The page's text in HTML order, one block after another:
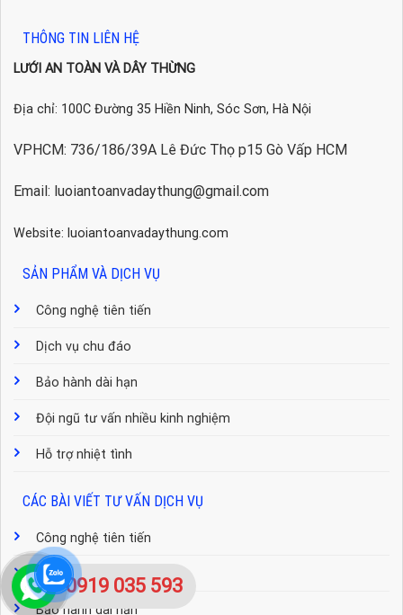
THÔNG TIN LIÊN HỆ
LƯỚI AN TOÀN VÀ DÂY THỪNG
Địa chỉ: 100C Đường 35 Hiền Ninh, Sóc Sơn, Hà Nội
VPHCM: 736/186/39A Lê Đức Thọ p15 Gò Vấp HCM
Email: luoiantoanvadaythung@gmail.com
Website: luoiantoanvadaythung.com
SẢN PHẨM VÀ DỊCH VỤ
Công nghệ tiên tiến
Dịch vụ chu đáo
Bảo hành dài hạn
Đội ngũ tư vấn nhiều kinh nghiệm
Hỗ trợ nhiệt tình
CÁC BÀI VIẾT TƯ VẤN DỊCH VỤ
Công nghệ tiên tiến
Dịch vụ chu đáo
Bảo hành dài hạn
0919 035 593